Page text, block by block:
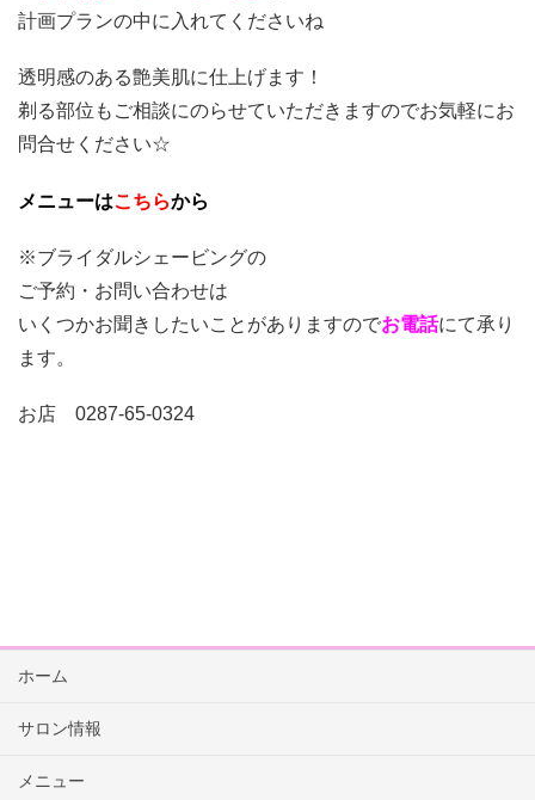
計画プランの中に入れてくださいね
透明感のある艶美肌に仕上げます！
剃る部位もご相談にのらせていただきますのでお気軽にお
問合せください☆
メニューはこちらから
※ブライダルシェービングの
ご予約・お問い合わせは
いくつかお聞きしたいことがありますのでお電話にて承り
ます。
お店 0287-65-0324
ホーム
サロン情報
メニュー